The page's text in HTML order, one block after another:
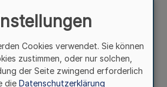
Cookies verwendet. Sie können
zustimmen, oder nur solchen,
der Seite zwingend erforderlich
die Datenschutzerklärung